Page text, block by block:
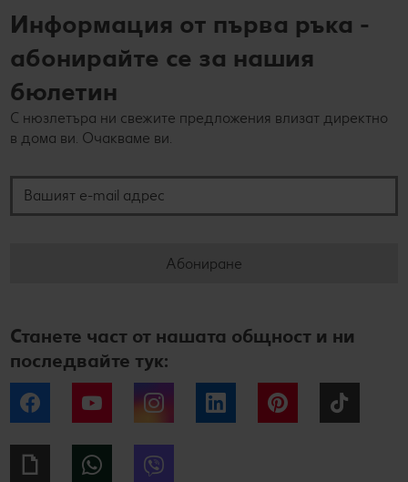
Информация от първа ръка -
абонирайте се за нашия
бюлетин
С нюзлетъра ни свежите предложения влизат директно
в дома ви. Очакваме ви.
Абониране
Станете част от нашата общност и ни
последвайте тук:
Facebook YouTube Instagram LinkedIn Pinterest
Giphy WhatsApp